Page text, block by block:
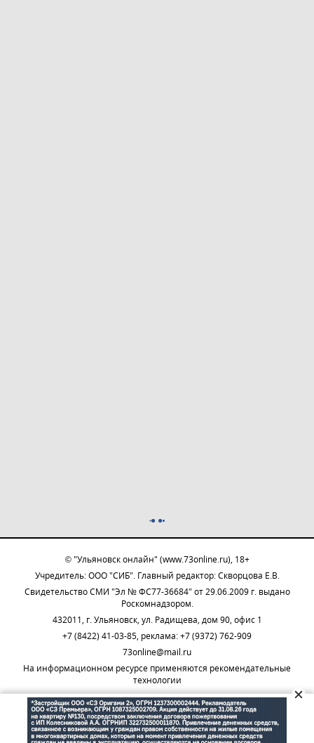
© "Ульяновск онлайн" (www.73online.ru), 18+
Учредитель: ООО "СИБ". Главный редактор: Скворцова Е.В.
Свидетельство СМИ "Эл № ФС77-36684" от 29.06.2009 г. выдано
Роскомнадзором.
432011, г. Ульяновск, ул. Радищева, дом 90, офис 1
+7 (8422) 41-03-85, реклама: +7 (9372) 762-909
73online@mail.ru
На информационном ресурсе применяются рекомендательные
технологии